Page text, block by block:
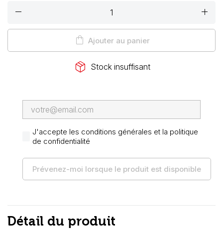
remove add
shopping_bag Ajouter au panier
package_2 Stock insuffisant
J'accepte les conditions générales et la politique
de confidentialité
Prévenez-moi lorsque le produit est disponible
Détail du produit